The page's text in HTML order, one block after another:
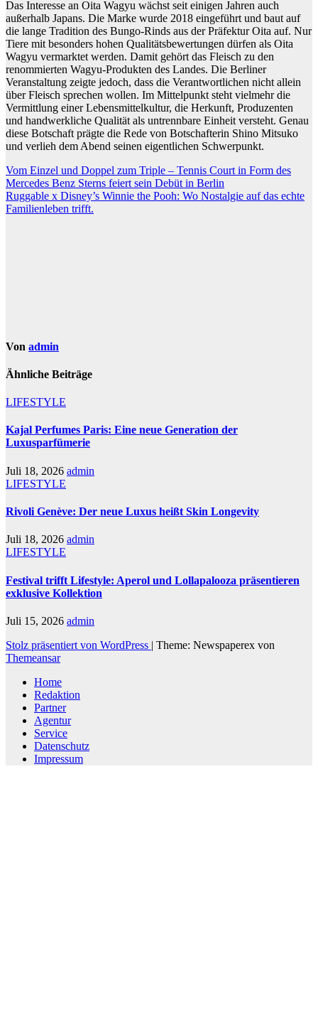
Das Interesse an Oita Wagyu wächst seit einigen Jahren auch
außerhalb Japans. Die Marke wurde 2018 eingeführt und baut auf
die lange Tradition des Bungo-Rinds aus der Präfektur Oita auf. Nur
Tiere mit besonders hohen Qualitätsbewertungen dürfen als Oita
Wagyu vermarktet werden. Damit gehört das Fleisch zu den
renommierten Wagyu-Produkten des Landes. Die Berliner
Veranstaltung zeigte jedoch, dass die Verantwortlichen nicht allein
über Fleisch sprechen wollen. Im Mittelpunkt steht vielmehr die
Vermittlung einer Lebensmittelkultur, die Herkunft, Produzenten
und handwerkliche Qualität als untrennbare Einheit versteht. Genau
diese Botschaft prägte die Rede von Botschafterin Shino Mitsuko
und verlieh dem Abend seinen eigentlichen Schwerpunkt.
Beitragsnavigation
Vom Einzel und Doppel zum Triple – Tennis Court in Form des
Mercedes Benz Sterns feiert sein Debüt in Berlin
Ruggable x Disney’s Winnie the Pooh: Wo Nostalgie auf das echte
Familienleben trifft.
Von admin
Ähnliche Beiträge
LIFESTYLE
Kajal Perfumes Paris: Eine neue Generation der
Luxusparfümerie
Juli 18, 2026 admin
LIFESTYLE
Rivoli Genève: Der neue Luxus heißt Skin Longevity
Juli 18, 2026 admin
LIFESTYLE
Festival trifft Lifestyle: Aperol und Lollapalooza präsentieren
exklusive Kollektion
Juli 15, 2026 admin
Stolz präsentiert von WordPress | Theme: Newspaperex von
Themeansar
Home
Redaktion
Partner
Agentur
Service
Datenschutz
Impressum